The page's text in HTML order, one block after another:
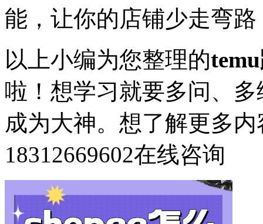
能，让你的店铺少走弯路
以上小编为您整理的
啦！想学习就要多问、
成为大神。想了解更多
18312669602在线咨询